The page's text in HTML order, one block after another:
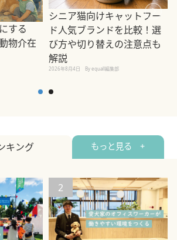
する
物介在
シニア猫向けキャットフー
ド人気ブランドを比較！選
び方や切り替えの注意点も
解説
2026年8月4日 By equall編集部
ング もっと見る +
2